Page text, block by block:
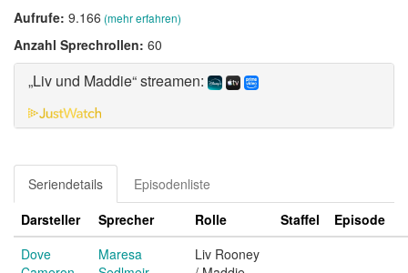
Aufrufe: 9.166 (mehr erfahren)
Anzahl Sprechrollen: 60
„Liv und Maddie“ streamen:
Seriendetails
Episodenliste
Darsteller
Sprecher Rolle Staffel
Episode
Dove
Maresa
Liv Rooney